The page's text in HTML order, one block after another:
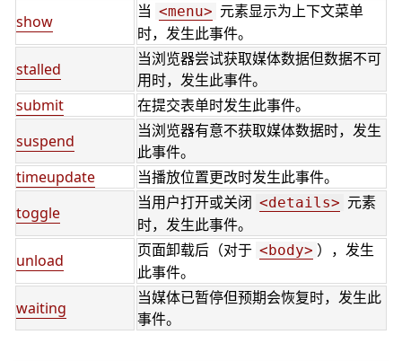
show
当 <menu> 元素显示为上下文菜单
时，发生此事件。
stalled
当浏览器尝试获取媒体数据但数据不可
用时，发生此事件。
submit
在提交表单时发生此事件。
suspend
当浏览器有意不获取媒体数据时，发生
此事件。
timeupdate
当播放位置更改时发生此事件。
toggle
当用户打开或关闭 <details> 元素
时，发生此事件。
unload
页面卸载后（对于 <body> ），发生
此事件。
waiting
当媒体已暂停但预期会恢复时，发生此
事件。